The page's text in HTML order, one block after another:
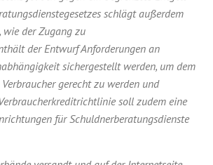
schlägt außerdem
wie der Zugang zu
der Entwurf Anforderungen an
sichergestellt werden, um dem
gerecht zu werden und
soll zudem eine
für Schuldnerberatungsdienste